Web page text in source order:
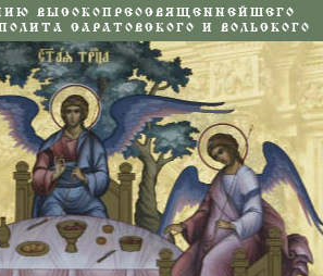
ВЫСОКОПРЕОСВЯЩЕННЕЙШЕГО
САРАТОВСКОГО И ВОЛЬСКОГО